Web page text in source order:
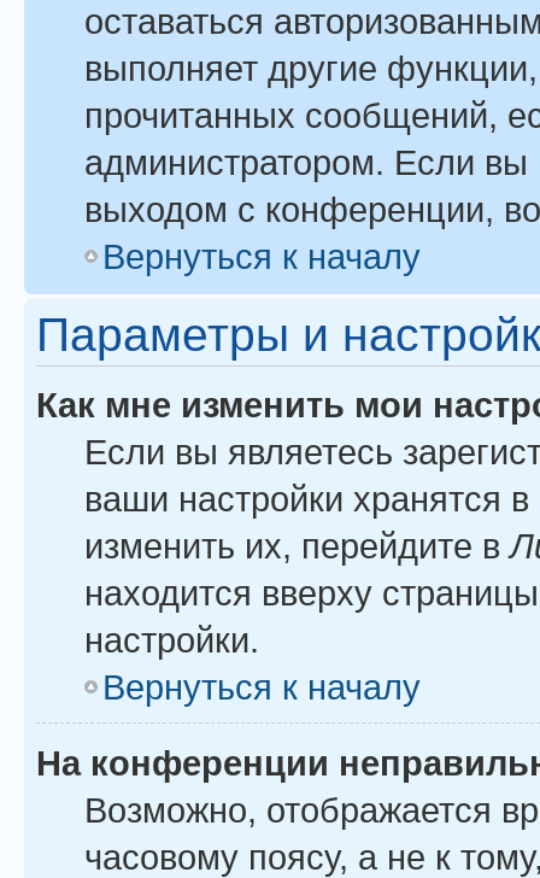
оставаться
выполняет другие
прочитанных сообщений,
администратором. Если вы
выходом с конференции,
Вернуться к началу
Параметры и
Как мне изменить мои
Если вы являетесь
ваши настройки хранятся
изменить их, перейдите в
находится вверху
настройки.
Вернуться к началу
На конференции
Возможно, отображается
часовому поясу, а не к